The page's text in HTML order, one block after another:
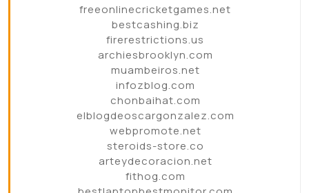
freeonlinecricketgames.net
bestcashing.biz
firerestrictions.us
archiesbrooklyn.com
muambeiros.net
infozblog.com
chonbaihat.com
elblogdeoscargonzalez.com
webpromote.net
steroids-store.co
arteydecoracion.net
fithog.com